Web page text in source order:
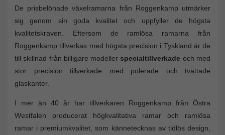
De prisbelönade växelramarna från Roggenkamp utmärker
sig genom sin goda kvalitet och uppfyller de högsta
kvalitetskraven. Eftersom de ramlösa ramarna från
Roggenkamp tillverkas med högsta precision i Tyskland är de
till skillnad från billigare modeller specialtillverkade och med
stor precision tillverkade med polerade och tvättade
glaskanter.
I mer än 40 år har tillverkaren Roggenkamp från Östra
Westfalen producerat högkvalitativa ramar och ramlösa
ramar i premiumkvalitet, som kännetecknas av tidlös design,